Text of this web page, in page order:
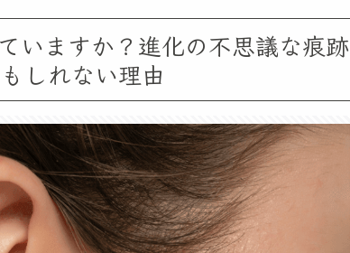
いますか？進化の不思議な痕跡
しれない理由